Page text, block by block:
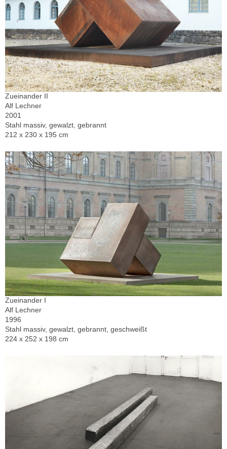
Zueinander II
Alf Lechner
2001
Stahl massiv, gewalzt, gebrannt
212 x 230 x 195 cm
Zueinander I
Alf Lechner
1996
Stahl massiv, gewalzt, gebrannt, geschweißt
224 x 252 x 198 cm